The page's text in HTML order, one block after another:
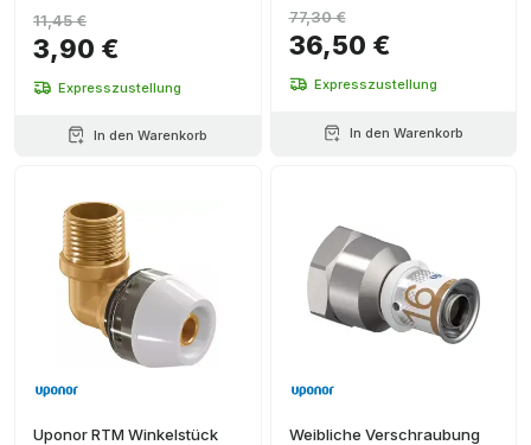
3,90 €
11,45 €
Expresszustellung
In den Warenkorb
36,50 €
77,30 €
Expresszustellung
In den Warenkorb
Uponor RTM Winkelstück
Weibliche Verschraubung